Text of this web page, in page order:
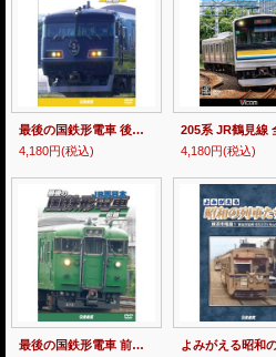
最後の国鉄形電車 後篇 JR西日本【DVD】
4,180円(税込)
4,180円(税込)
最後の国鉄形電車 前篇 JR西日本【DVD】